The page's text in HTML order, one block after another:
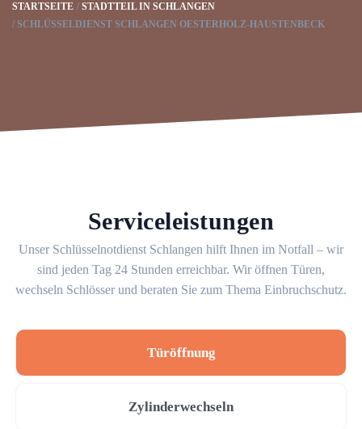
STARTSEITE
STADTTEIL IN SCHLANGEN
SCHLÜSSELDIENST SCHLANGEN OESTERHOLZ-HAUSTENBECK
Serviceleistungen
Unser Schlüsselnotdienst Schlangen hilft Ihnen im Notfall – wir
sind jeden Tag 24 Stunden erreichbar. Wir öffnen Türen,
wechseln Schlösser und beraten Sie zum Thema Einbruchschutz.
Türöffnung
Zylinderwechseln